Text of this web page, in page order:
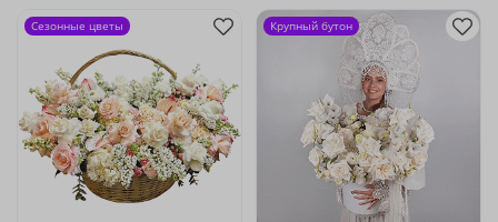
Сезонные цветы Крупный бутон